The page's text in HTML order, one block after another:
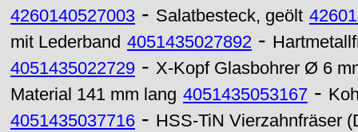
4260140527003 - Salatbesteck, geölt
mit Lederband 4051435027892 -
4051435022729 - X-Kopf Glasbohrer Ø 6
Material 141 mm lang 4051435053167 -
4051435037716 - HSS-TiN Vierzahnfräser